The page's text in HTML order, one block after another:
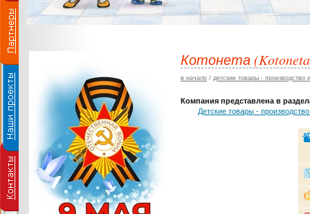
Котонета
в начало / детские товары - производство
Компания представлена в
Детские товары -